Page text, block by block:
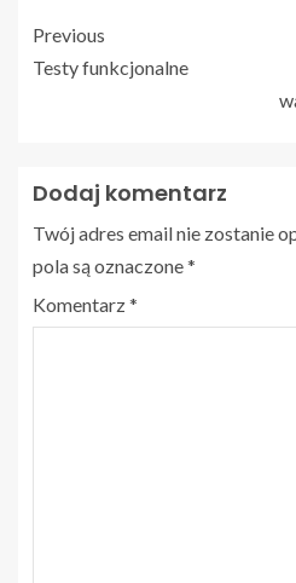
Previous
Testy funkcjonalne
Dodaj komentarz
Twój adres email nie zostanie
pola są oznaczone*
Komentarz*